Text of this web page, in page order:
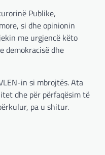
Publike,
si dhe opinionin
me urgjencë këto
demokracisë dhe
in si mbrojtës. Ata
dhe për përfaqësim të
pa u shitur.